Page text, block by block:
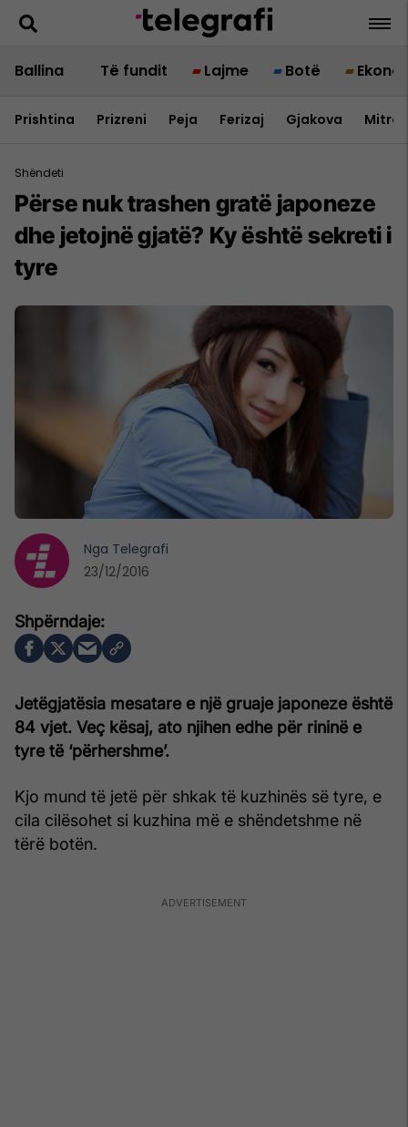
Ballina Të fundit Lajme Botë
Prishtina Prizreni Peja Ferizaj Gjakova
Shëndeti
Përse nuk trashen gratë japoneze
dhe jetojnë gjatë? Ky është sekreti i
tyre
Jetëgjatësia mesatare e një gruaje japoneze është
84 vjet. Veç kësaj, ato njihen edhe për rininë e
tyre të ‘përhershme’.
Kjo mund të jetë për shkak të kuzhinës së tyre, e
cila cilësohet si kuzhina më e shëndetshme në
tërë botën.
Nga Telegrafi
23/12/2016